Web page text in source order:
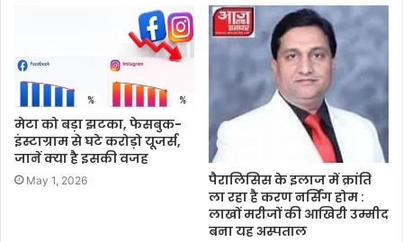
मेटा को बड़ा झटका, फेसबुक-
इंस्टाग्राम से घटे करोड़ो यूजर्स,
जानें क्या है इसकी वजह
May 1, 2026
पैरालिसिस के इलाज में क्रांति
ला रहा है करण नर्सिंग होम :
लाखों मरीजों की आखिरी उम्मीद
बना यह अस्पताल